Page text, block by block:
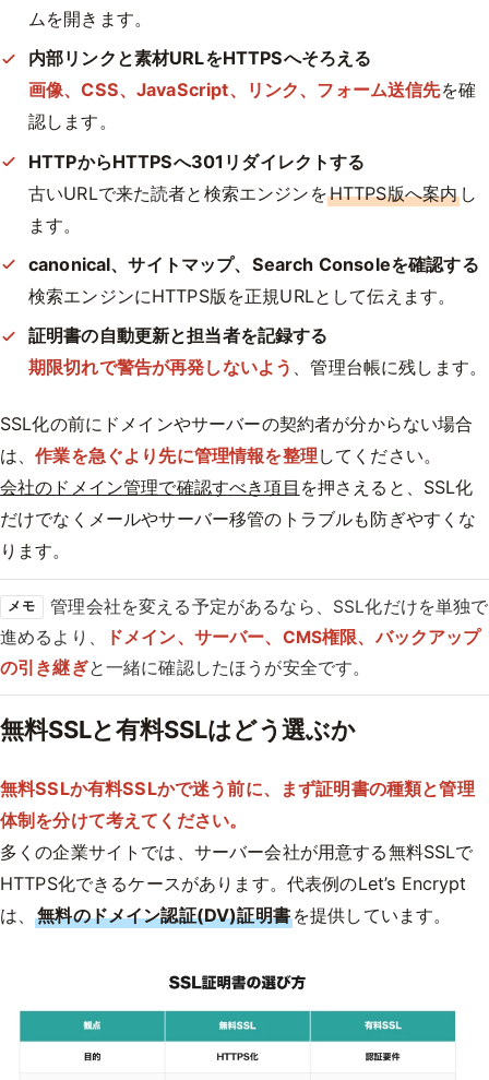
ムを開きます。
内部リンクと素材URLをHTTPSへそろえる
画像、CSS、JavaScript、リンク、フォーム送信先を確
認します。
HTTPからHTTPSへ301リダイレクトする
古いURLで来た読者と検索エンジンをHTTPS版へ案内 し
ます。
canonical、サイトマップ、Search Consoleを確認する
検索エンジンにHTTPS版を正規URLとして伝えます。
証明書の自動更新と担当者を記録する
期限切れで警告が再発しないよう 、管理台帳に残します。
SSL化の前にドメインやサーバーの契約者が分からない場合
は、作業を急ぐより先に管理情報を整理 してください。
会社のドメイン管理で確認すべき項目 を押さえると、SSL化
だけでなくメールやサーバー移管のトラブルも防ぎやすくな
ります。
メモ
管理会社を変える予定があるなら、SSL化だけを単独で
進めるより、
ドメイン、サーバー、CMS権限、バックアップ
の引き継ぎと一緒に確認したほうが安全です。
無料SSLと有料SSLはどう選ぶか
無料SSLか有料SSLかで迷う前に、まず証明書の種類と管理
体制を分けて考えてください。
多くの企業サイトでは、サーバー会社が用意する無料SSLで
HTTPS化できるケースがあります。代表例のLet’s Encrypt
は、無料のドメイン認証(DV)証明書を提供しています。